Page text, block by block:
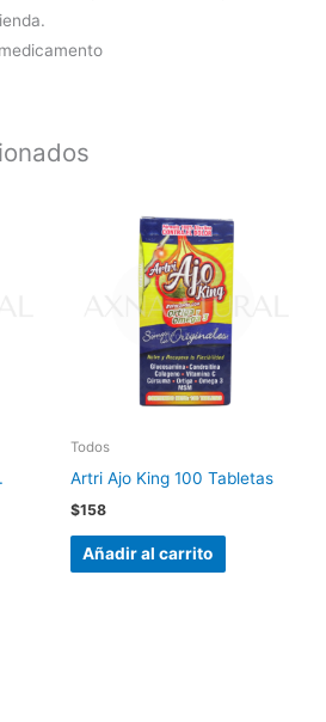
Todos
Artri Ajo King 100 Tabletas
$158
Añadir al carrito